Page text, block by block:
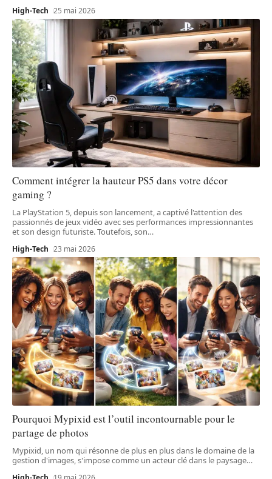
High-Tech 25 mai 2026
Comment intégrer la hauteur PS5 dans votre décor
gaming ?
La PlayStation 5, depuis son lancement, a captivé l'attention des
passionnés de jeux vidéo avec ses performances impressionnantes
et son design futuriste. Toutefois, son…
High-Tech 23 mai 2026
Pourquoi Mypixid est l’outil incontournable pour le
partage de photos
Mypixid, un nom qui résonne de plus en plus dans le domaine de la
gestion d'images, s'impose comme un acteur clé dans le paysage…